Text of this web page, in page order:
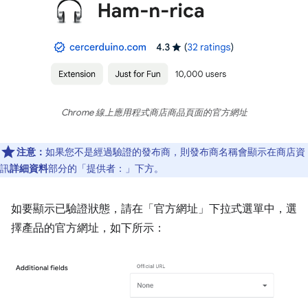
Chrome 線上應用程式商店商品頁面的官方網址
注意： 如果您不是經過驗證的發布商，則發布商名稱會顯示在商店資
訊詳細資料部分的「提供者：」下方。
如要顯示已驗證狀態，請在「官方網址」 下拉式選單中，選
擇產品的官方網址，如下所示：